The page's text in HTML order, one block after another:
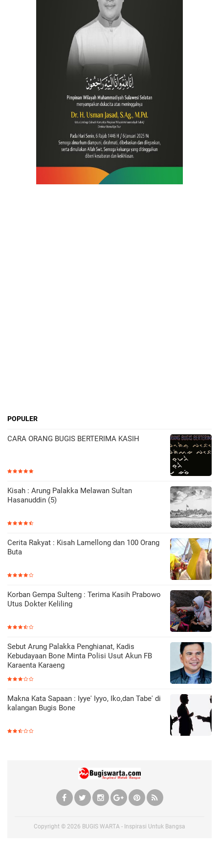
POPULER
CARA ORANG BUGIS BERTERIMA KASIH
Kisah : Arung Palakka Melawan Sultan
Hasanuddin (5)
Cerita Rakyat : Kisah Lamellong dan 100 Orang
Buta
Korban Gempa Sulteng : Terima Kasih Prabowo
Utus Dokter Keliling
Sebut Arung Palakka Penghianat, Kadis
Kebudayaan Bone Minta Polisi Usut Akun FB
Karaenta Karaeng
Makna Kata Sapaan : Iyye' Iyyo, Iko,dan Tabe' di
kalangan Bugis Bone
Copyright © 2026 BUGIS WARTA - Inspirasi Untuk Bangsa